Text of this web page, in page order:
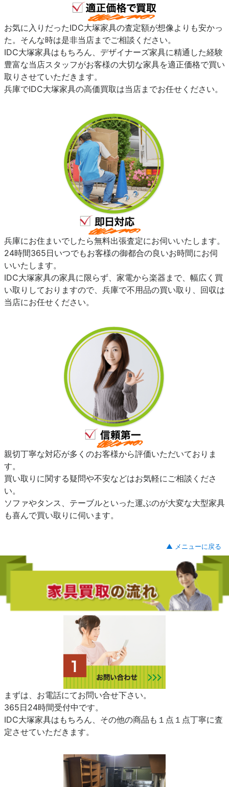
お気に入りだったIDC大塚家具の査定額が想像よりも安かっ
た。そんな時は是非当店までご相談ください。
IDC大塚家具はもちろん、デザイナーズ家具に精通した経験
豊富な当店スタッフがお客様の大切な家具を適正価格で買い
取りさせていただきます。
兵庫でIDC大塚家具の高価買取は当店までお任せください。
兵庫にお住まいでしたら無料出張査定にお伺いいたします。
24時間365日いつでもお客様の御都合の良いお時間にお伺
いいたします。
IDC大塚家具の家具に限らず、家電から楽器まで、幅広く買
い取りしておりますので、兵庫で不用品の買い取り、回収は
当店にお任せください。
親切丁寧な対応が多くのお客様から評価いただいておりま
す。
買い取りに関する疑問や不安などはお気軽にご相談くださ
い。
ソファやタンス、テーブルといった運ぶのが大変な大型家具
も喜んで買い取りに伺います。
▲ メニューに戻る
まずは、お電話にてお問い合せ下さい。
365日24時間受付中です。
IDC大塚家具はもちろん、その他の商品も１点１点丁寧に査
定させていただきます。